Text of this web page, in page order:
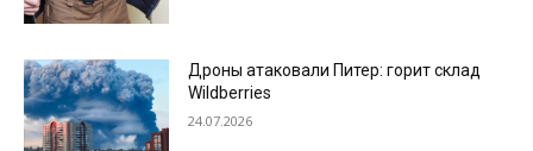
Дроны атаковали Питер: горит склад
Wildberries
24.07.2026